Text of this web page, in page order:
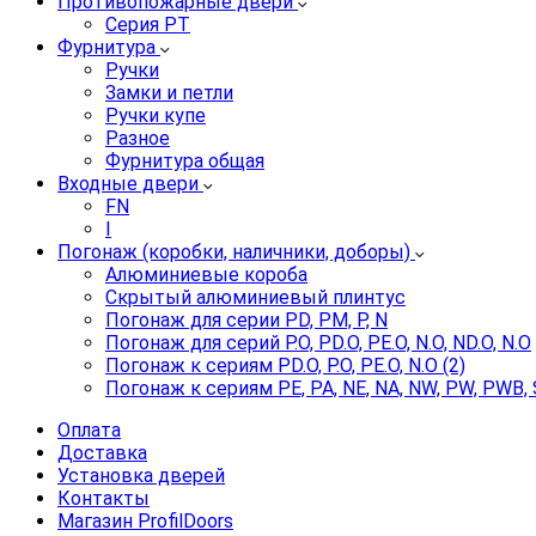
Серия PT
Фурнитура
Ручки
Замки и петли
Ручки купе
Разное
Фурнитура общая
Входные двери
FN
I
Погонаж (коробки, наличники, доборы)
Алюминиевые короба
Скрытый алюминиевый плинтус
Погонаж для серии PD, PM, P, N
Погонаж для серий P.O, PD.O, PE.O, N.O, ND.O, N.O
Погонаж к сериям PD.O, P.O, PE.O, N.O (2)
Погонаж к сериям PE, PA, NE, NA, NW, PW, PWB,
Оплата
Доставка
Установка дверей
Контакты
Магазин ProfilDoors